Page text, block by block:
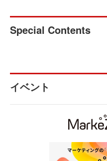
Special Contents
イベント